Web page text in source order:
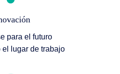
para el futuro
lugar de trabajo